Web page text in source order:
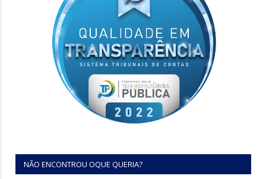
NÃO ENCONTROU OQUE QUERIA?